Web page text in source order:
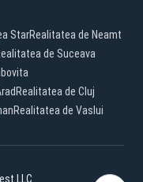
StarRealitatea de Neamt
de Suceava
Realitatea de Cluj
Realitatea de Vaslui
LLC